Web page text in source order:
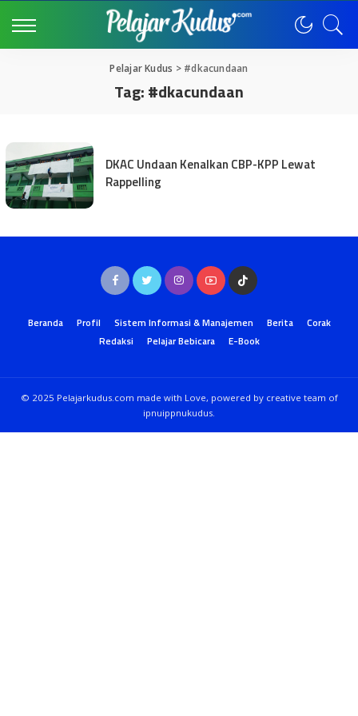
Pelajar Kudus > #dkacundaan
Tag:#dkacundaan
DKAC Undaan Kenalkan CBP-KPP Lewat
Rappelling
Beranda Profil Sistem Informasi & Manajemen Berita
Corak
Redaksi
Pelajar Bebicara E-Book
© 2025 Pelajarkudus.com made with Love, powered by creative team of
ipnuippnukudus.